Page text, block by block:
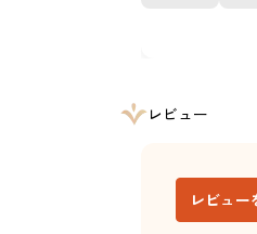
レビュー
レビュー